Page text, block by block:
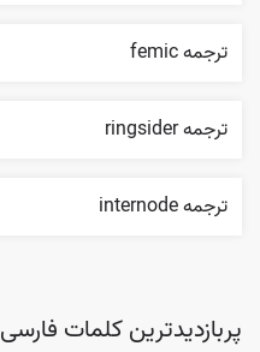
ترجمه femic
ترجمه ringsider
ترجمه internode
پربازدیدترین کلمات فارسی